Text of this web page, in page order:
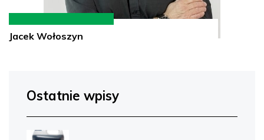
Jacek Wołoszyn
Ostatnie wpisy